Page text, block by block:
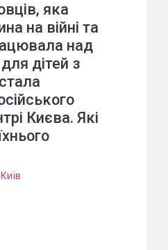
яка
на війні та
над
дітей з
Києва. Які
Київ